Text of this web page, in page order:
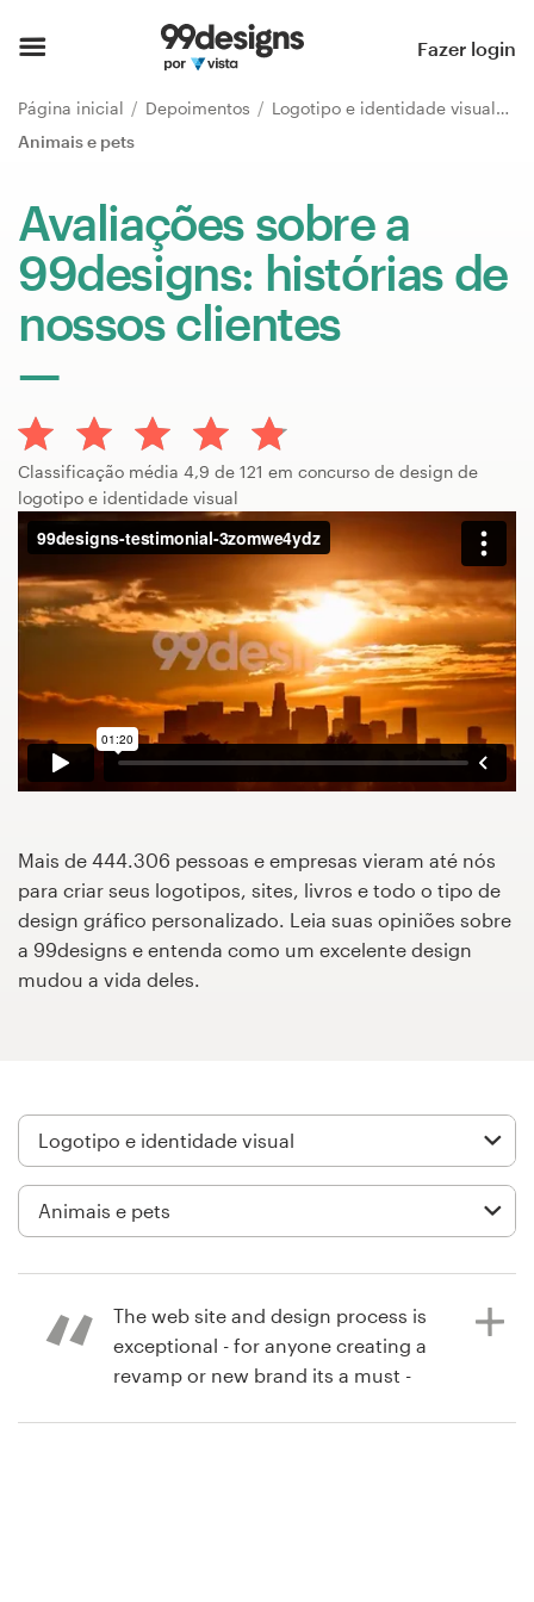
Fazer login
Página inicial Depoimentos
Logotipo e identidade visual
Animais e pets
Avaliações sobre a
99designs: histórias de
nossos clientes
Classificação média 4,9 de 121 em concurso de design de
logotipo e identidade visual
Mais de 444.306 pessoas e empresas vieram até nós
para criar seus logotipos, sites, livros e todo o tipo de
design gráfico personalizado. Leia suas opiniões sobre
a 99designs e entenda como um excelente design
mudou a vida deles.
The web site and design process is
exceptional - for anyone creating a
revamp or new brand its a must -
Página inicial
Pesquisar categorias
Encontre um designer
Inspiração
99designs Pro
Serviços
de
design
Concursos de designs
Projetos 1-para-1
Encontre um designer
Veja inspirações
99designs Pro
Quero
Cartão de visita
Design de site
Manual de identidade da marca
Pesquisar todas as categorias